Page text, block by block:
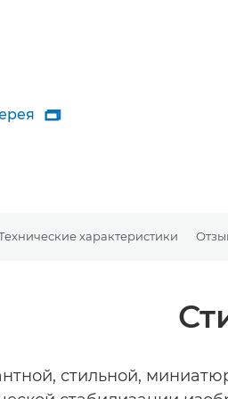

характеристики
стильной,